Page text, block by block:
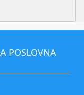
POSLOVNA